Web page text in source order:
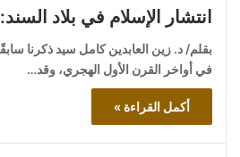
انتشار الإسلام في بلاد السند:
في أواخر القرن الأول الهجري، وقد…
أكمل القراءة »